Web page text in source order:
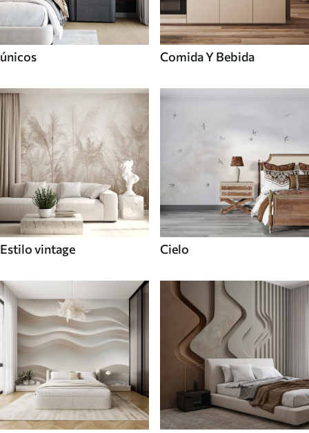
únicos Comida Y Bebida
Estilo vintage Cielo